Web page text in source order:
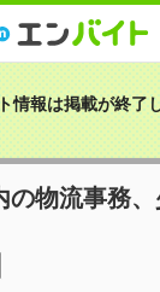
情報は掲載が終了
の物流事務